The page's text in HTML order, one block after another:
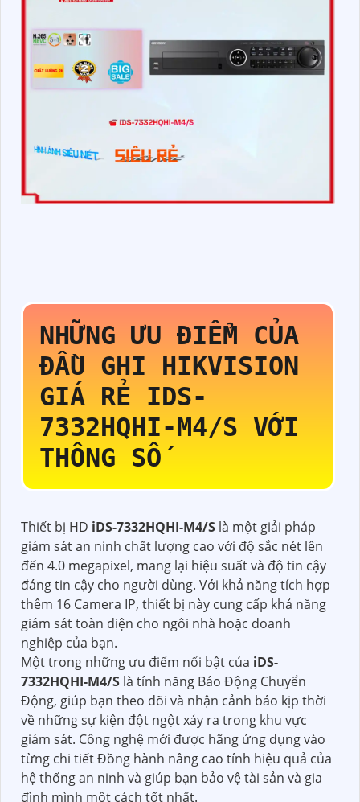
NHỮNG ƯU ĐIỂM CỦA
ĐẦU GHI HIKVISION
GIÁ RẺ IDS-
7332HQHI-M4/S VỚI
THÔNG SỐ
Thiết bị HD iDS-7332HQHI-M4/S là một giải pháp
giám sát an ninh chất lượng cao với độ sắc nét lên
đến 4.0 megapixel, mang lại hiệu suất và độ tin cậy
đáng tin cậy cho người dùng. Với khả năng tích hợp
thêm 16 Camera IP, thiết bị này cung cấp khả năng
giám sát toàn diện cho ngôi nhà hoặc doanh
nghiệp của bạn.
Một trong những ưu điểm nổi bật của iDS-
7332HQHI-M4/S là tính năng Báo Động Chuyển
Động, giúp bạn theo dõi và nhận cảnh báo kịp thời
về những sự kiện đột ngột xảy ra trong khu vực
giám sát. Công nghệ mới được hãng ứng dụng vào
từng chi tiết Đồng hành nâng cao tính hiệu quả của
hệ thống an ninh và giúp bạn bảo vệ tài sản và gia
đình mình một cách tốt nhất.